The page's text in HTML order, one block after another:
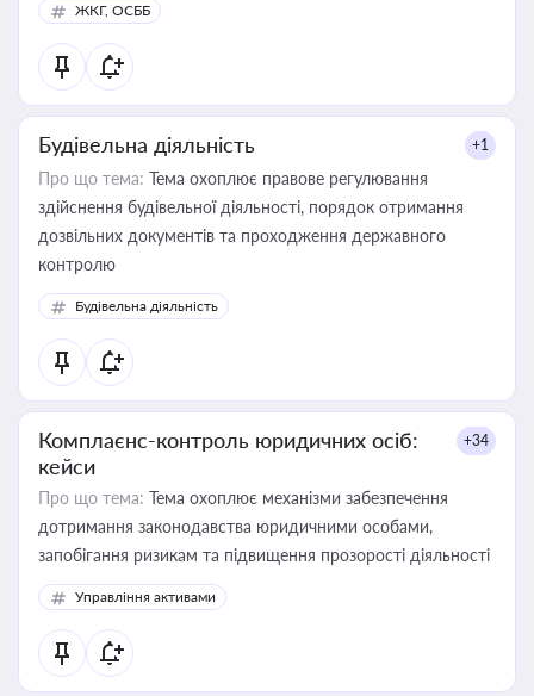
ЖКГ, ОСББ
Будівельна діяльність +1
Про що тема: Тема охоплює правове регулювання
здійснення будівельної діяльності, порядок отримання
дозвільних документів та проходження державного
контролю
Будівельна діяльність
Комплаєнс-контроль юридичних осіб:
кейси
+34
Про що тема: Тема охоплює механізми забезпечення
дотримання законодавства юридичними особами,
запобігання ризикам та підвищення прозорості діяльності
Управління активами